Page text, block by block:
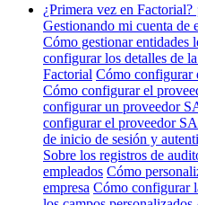
¿Primera vez en Factorial?
Gestionando mi cuenta de
Cómo gestionar entidades
configurar los detalles de la
Factorial Cómo configurar
Cómo configurar el
configurar un proveedor
configurar el proveedor
de inicio de sesión y
Sobre los registros de
empleados Cómo
empresa Cómo configurar